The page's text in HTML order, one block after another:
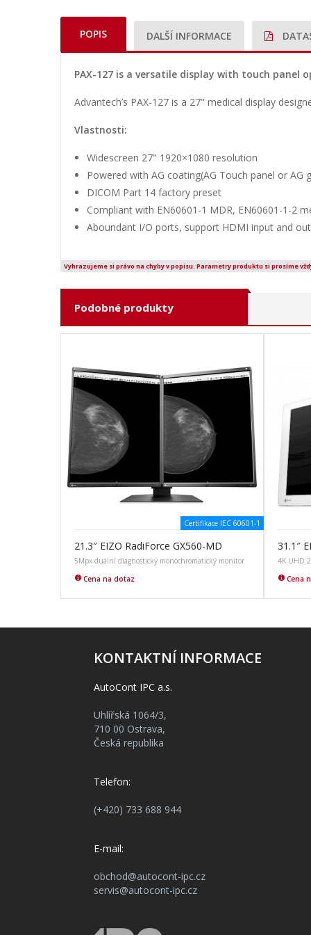
POPIS DALŠÍ INFORMACE
PAX-127 is a versatile display with touch
Advantech’s PAX-127 is a 27" medical display
Vlastnosti:
Widescreen 27" 1920×1080 resolution
Powered with AG coating(AG Touch panel or AG
DICOM Part 14 factory preset
Compliant with EN60601-1 MDR, EN60601-1-2
Aboundant I/O ports, support HDMI input and
Vyhrazujeme si právo na chyby v popisu. Parametry produktu si prosíme
Podobné produkty
Certifikace IEC 60601-1
21.3″ EIZO RadiForce GX560-MD
5Mpx duální diagnostický monochromatický monitor
Cena na dotaz
31.1″
4K UHD
Cena
KONTAKTNÍ INFORMACE
AutoCont IPC a.s.
Uhlířská 1064/3,
710 00 Ostrava,
Česká republika
Telefon:
(+420) 733 688 944
E-mail:
obchod@autocont-ipc.cz
servis@autocont-ipc.cz